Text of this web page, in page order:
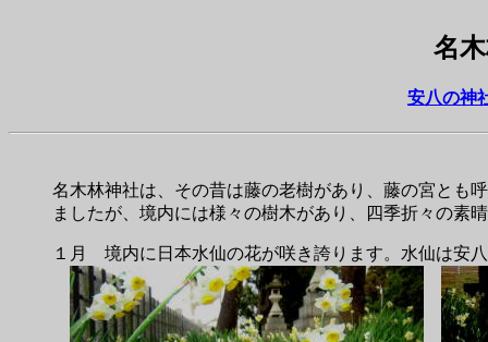
名
安八の神
名木林神社は、その昔は藤の老樹があり、藤の宮とも
ましたが、境内には様々の樹木があり、四季折々の素
１月 境内に日本水仙の花が咲き誇ります。水仙は安